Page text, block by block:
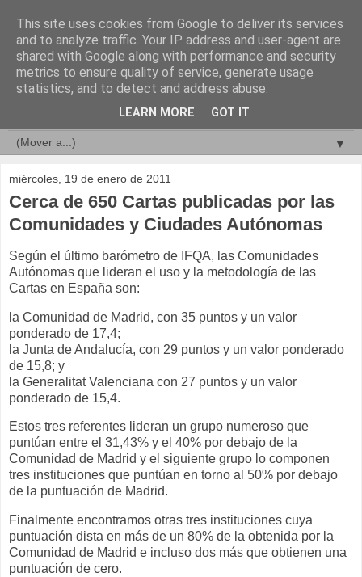
Compromisos de Calidad
▼
miércoles, 19 de enero de 2011
Cerca de 650 Cartas publicadas por las
Comunidades y Ciudades Autónomas
Según el último barómetro de IFQA, las Comunidades
Autónomas que lideran el uso y la metodología de las
Cartas en España son:
la Comunidad de Madrid, con 35 puntos y un valor
ponderado de 17,4;
la Junta de Andalucía, con 29 puntos y un valor ponderado
de 15,8; y
la Generalitat Valenciana con 27 puntos y un valor
ponderado de 15,4.
Estos tres referentes lideran un grupo numeroso que
puntúan entre el 31,43% y el 40% por debajo de la
Comunidad de Madrid y el siguiente grupo lo componen
tres instituciones que puntúan en torno al 50% por debajo
de la puntuación de Madrid.
Finalmente encontramos otras tres instituciones cuya
puntuación dista en más de un 80% de la obtenida por la
Comunidad de Madrid e incluso dos más que obtienen una
puntuación de cero.
This site uses cookies from Google to deliver its services
and to analyze traffic. Your IP address and user-agent are
shared with Google along with performance and security
metrics to ensure quality of service, generate usage
statistics, and to detect and address abuse.
LEARN MORE GOT IT